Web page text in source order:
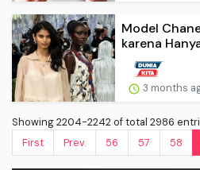
Model
karena
3 months
Showing 2204-2242 of total 2986
First
Prev. 56 57 58